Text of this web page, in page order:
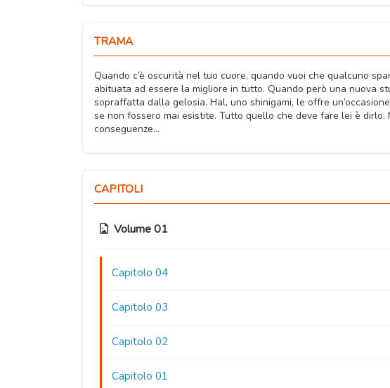
TRAMA
Quando c’è oscurità nel tuo cuore, quando vuoi che qualcuno
abituata ad essere la migliore in tutto. Quando però una nuova
sopraffatta dalla gelosia. Hal, uno shinigami, le offre
se non fossero mai esistite. Tutto quello che deve fare lei è
conseguenze…
CAPITOLI
Volume 01
Capitolo 04
Capitolo 03
Capitolo 02
Capitolo 01